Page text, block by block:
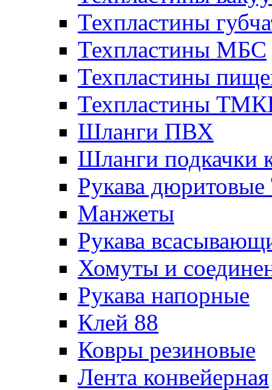
Техпластины
Техпластины МБС
Техпластины
Техпластины
Шланги ПВХ
Шланги подкачки
Рукава
Манжеты
Рукава
Хомуты и
Рукава напорные
Клей 88
Ковры резиновые
Лента конвейерная